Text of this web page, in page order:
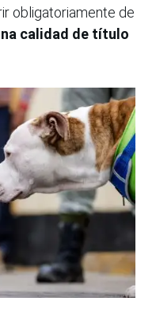
obligatoriamente de
calidad de título